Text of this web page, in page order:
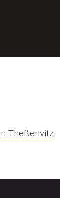
Theßenvitz